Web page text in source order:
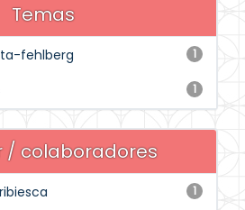
Temas
1
fehlberg
1
/ colaboradores
1